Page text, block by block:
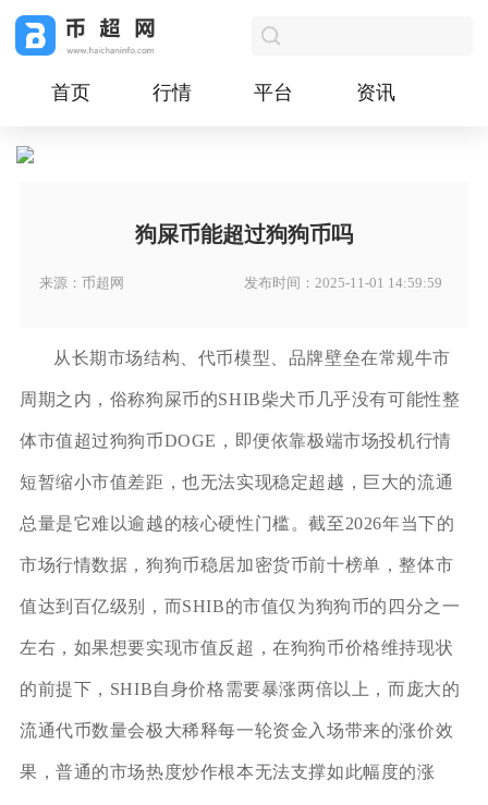
首页 行情 平台 资讯
狗屎币能超过狗狗币吗
来源：币超网 发布时间：2025-11-01 14:59:59
从长期市场结构、代币模型、品牌壁垒在常规牛市
周期之内，俗称狗屎币的SHIB柴犬币几乎没有可能性整
体市值超过狗狗币DOGE，即便依靠极端市场投机行情
短暂缩小市值差距，也无法实现稳定超越，巨大的流通
总量是它难以逾越的核心硬性门槛。截至2026年当下的
市场行情数据，狗狗币稳居加密货币前十榜单，整体市
值达到百亿级别，而SHIB的市值仅为狗狗币的四分之一
左右，如果想要实现市值反超，在狗狗币价格维持现状
的前提下，SHIB自身价格需要暴涨两倍以上，而庞大的
流通代币数量会极大稀释每一轮资金入场带来的涨价效
果，普通的市场热度炒作根本无法支撑如此幅度的涨